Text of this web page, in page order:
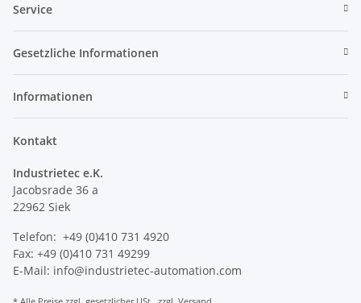
Service
Gesetzliche Informationen
Informationen
Kontakt
Industrietec e.K.
Jacobsrade 36 a
22962 Siek
Telefon: +49 (0)410 731 4920
Fax: +49 (0)410 731 49299
E-Mail: info@industrietec-automation.com